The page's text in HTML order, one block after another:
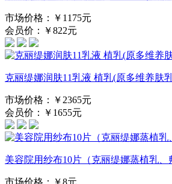
市场价格：￥1175元
会员价：￥822元
克丽缇娜润肤11乳液 植乳(原多维养肤
市场价格：￥2365元
会员价：￥1655元
美容院用纱布10片（克丽缇娜蒸植乳、